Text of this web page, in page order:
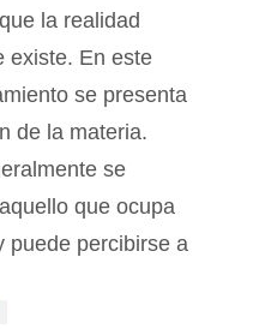
la realidad
existe. En este
se presenta
de la materia.
se
que ocupa
puede percibirse a